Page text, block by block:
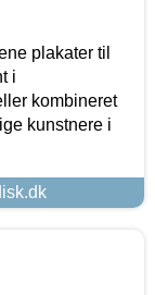
plakater til
i
kombineret
kunstnere i